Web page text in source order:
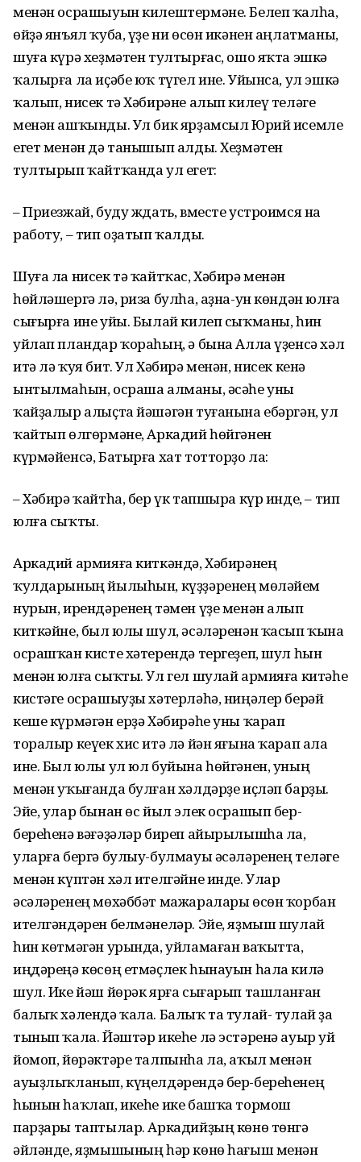
менән осрашыуын килештермәне. Белеп ҡалһа,
өйҙә янъял ҡуба, үҙе ни өсөн икәнен аңлатманы,
шуға күрә хеҙмәтен тултырғас, ошо яҡта эшкә
ҡалырға ла иҫәбе юҡ түгел ине. Уйынса, ул эшкә
ҡалып, нисек тә Хәбирәне алып килеү теләге
менән ашҡынды. Ул бик ярҙамсыл Юрий исемле
егет менән дә танышып алды. Хеҙмәтен
тултырып ҡайтҡанда ул егет:
– Приезжай, буду ждать, вместе устроимся на
работу, – тип оҙатып ҡалды.
Шуға ла нисек тә ҡайтҡас, Хәбирә менән
һөйләшергә лә, риза булһа, аҙна-ун көндән юлға
сығырға ине уйы. Былай килеп сыҡманы, һин
уйлап пландар ҡораһың, ә бына Алла үҙенсә хәл
итә лә ҡуя бит. Ул Хәбирә менән, нисек кенә
ынтылмаһын, осраша алманы, әсәһе уны
ҡайҙалыр алыҫта йәшәгән туғанына ебәргән, ул
ҡайтып өлгөрмәне, Аркадий һөйгәнен
күрмәйенсә, Батырға хат тотторҙо ла:
– Хәбирә ҡайтһа, бер үк тапшыра күр инде, – тип
юлға сыҡты.
Аркадий армияға киткәндә, Хәбирәнең
ҡулдарының йылыһын, күҙҙәренең мөләйем
нурын, ирендәренең тәмен үҙе менән алып
киткәйне, был юлы шул, әсәләренән ҡасып ҡына
осрашҡан кисте хәтерендә тергеҙеп, шул һын
менән юлға сыҡты. Ул гел шулай армияға китәһе
кистәге осрашыуҙы хәтерләһә, ниңәлер берәй
кеше күрмәгән ерҙә Хәбирәһе уны ҡарап
торалыр кеүек хис итә лә йән яғына ҡарап ала
ине. Был юлы ул юл буйына һөйгәнен, уның
менән уҡығанда булған хәлдәрҙе иҫләп барҙы.
Эйе, улар бынан өс йыл элек осрашып бер-
береһенә вәғәҙәләр биреп айырылышһа ла,
уларға бергә булыу-булмауы әсәләренең теләге
менән күптән хәл ителгәйне инде. Улар
әсәләренең мөхәббәт мажаралары өсөн ҡорбан
ителгәндәрен белмәнеләр. Эйе, яҙмыш шулай
һин көтмәгән урында, уйламаған ваҡытта,
иңдәреңә көсөң етмәҫлек һынауын һала килә
шул. Ике йәш йөрәк ярға сығарып ташланған
балыҡ хәлендә ҡала. Балыҡ та тулай- тулай ҙа
тынып ҡала. Йәштәр икеһе лә эстәренә ауыр уй
йомоп, йөрәктәре талпынһа ла, аҡыл менән
ауыҙлыҡланып, күңелдәрендә бер-береһенең
һынын һаҡлап, икеһе ике башҡа тормош
парҙары таптылар. Аркадийҙың көнө төнгә
әйләнде, яҙмышының һәр көнө һағыш менән